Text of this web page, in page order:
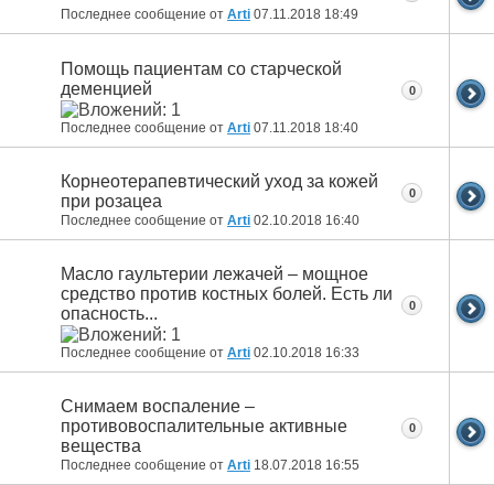
Последнее сообщение от Arti 07.11.2018 18:49
Помощь пациентам со старческой
деменцией
Последнее сообщение от Arti 07.11.2018 18:40
0
Корнеотерапевтический уход за кожей
при розацеа
Последнее сообщение от Arti 02.10.2018 16:40
0
Масло гаультерии лежачей – мощное
средство против костных болей. Есть ли
опасность...
Последнее сообщение от Arti 02.10.2018 16:33
0
Снимаем воспаление –
противовоспалительные активные
вещества
Последнее сообщение от Arti 18.07.2018 16:55
0